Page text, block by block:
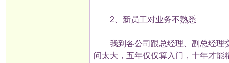
2、新员工对业务不熟悉
我到各公司跟总经理、副总经理交
问太大，五年仅仅算入门，十年才